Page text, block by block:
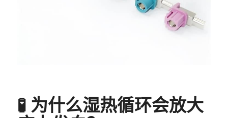
🧪 为什么湿热循环会放大